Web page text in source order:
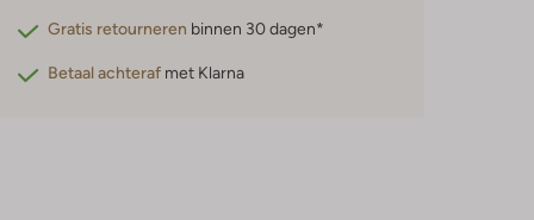
Gratis retourneren binnen 30 dagen*
Betaal achteraf met Klarna